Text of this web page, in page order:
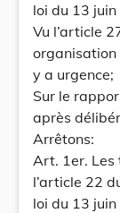
loi du 13
Vu l’article
organisation
y a urgence;
Sur le
après
Arrêtons:
Art. 1er. Les
l’article 22
loi du 13